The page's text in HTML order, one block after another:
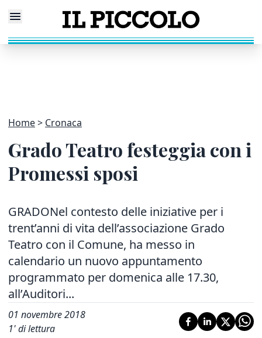
Home Cronaca
Grado Teatro festeggia con i
Promessi sposi
GRADONel contesto delle iniziative per i
trent’anni di vita dell’associazione Grado
Teatro con il Comune, ha messo in
calendario un nuovo appuntamento
programmato per domenica alle 17.30,
all’Auditori...
01 novembre 2018
1' di lettura